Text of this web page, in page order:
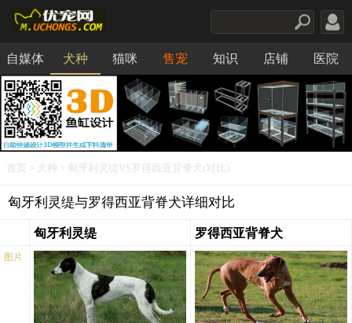
自媒体 犬种 猫咪 售宠 知识 店铺 医院
食品
首页 犬种 > 匈牙利灵缇VS罗得西亚背脊犬(对比)
匈牙利灵缇与罗得西亚背脊犬详细对比
匈牙利灵缇 罗得西亚背脊犬
图片